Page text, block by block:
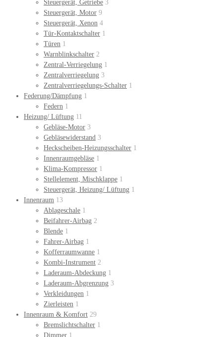
Steuergerät, Getriebe 3
Steuergerät, Motor 9
Steuergerät, Xenon 4
Tür-Kontaktschalter 1
Türen 1
Warnblinkschalter 2
Zentral-Verriegelung 1
Zentralverriegelung 3
Zentralverriegelungs-Schalter 1
Federung/Dämpfung 1
Federn 1
Heizung/ Lüftung 11
Gebläse-Motor 3
Gebläsewiderstand 3
Heckscheiben-Heizungsschalter 1
Innenraumgebläse 1
Klima-Kompressor 1
Stellelement, Mischklappe 1
Steuergerät, Heizung/ Lüftung 1
Innenraum 13
Ablageschale 1
Beifahrer-Airbag 2
Blende 1
Fahrer-Airbag 1
Kofferraumwanne 1
Kombi-Instrument 2
Laderaum-Abdeckung 1
Laderaum-Abgrenzung 3
Verkleidungen 1
Zierleisten 1
Innenraum & Komfort 29
Bremslichtschalter 1
Dimmer 1